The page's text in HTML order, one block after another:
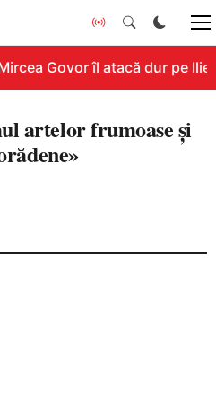
Govor îl atacă dur pe
artelor frumoase şi